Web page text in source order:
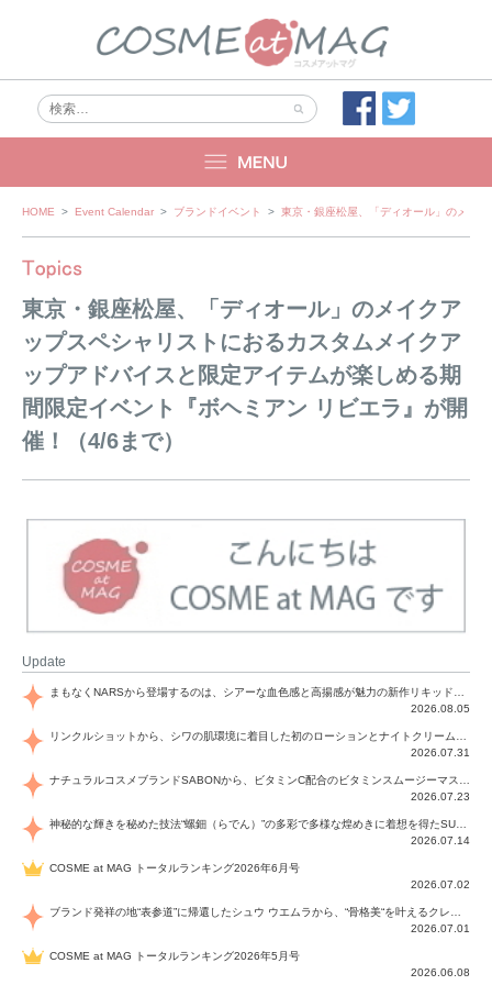
Skip
HOME > Event Calendar > ブランドイベント > 東京・銀座松屋、「ディオール」のメイ
東京・銀座松屋、「ディオール」のメイクア
ップスペシャリストにおるカスタムメイクア
ップアドバイスと限定アイテムが楽しめる期
間限定イベント『ボヘミアン リビエラ』が開
催！（4/6まで）
Update
まもなくNARSから登場するのは、シアーな血色感と高揚感が魅力の新作リキッドブラッシュ「インセイシャブル リキッドブラッシュ」と、ゴールデンアワーに染まる空にインスピレーションを得た「アフターグロー リップシャイン」の新色！夏をハックして！
2026.08.05
リンクルショットから、シワの肌環境に着目した初のローションとナイトクリームが登場！デイリーケアで、シワ特有の肌環境を改善し、シワが目立たない肌へと導きます。
2026.07.31
ナチュラルコスメブランドSABONから、ビタミンC配合のビタミンスムージーマスク「ラディアンスマスク」と、ペパーミントにオーガニックハーブを凝縮したジェルの涼感トリートメント美容液「スカルプセラム リフレッシング」が登場！日々のデイリーケアで、過酷な猛暑で疲れた肌や頭皮をサポート、心地よくリフレッシュし、優しく肌を整えます。
2026.07.23
神秘的な輝きを秘めた技法“螺鈿（らでん）”の多彩で多様な煌めきに着想を得たSUQQUの2026 秋 カラーコレクションから登場するのは、艶然と輝くアイシャドウや偏光パールを配したフェイスカラー、繊細なパールの煌めくネイル、そしてそれらを際立てる“朧げな艶”を秘めた新リクイドリップ「ブラー リクイド リップ」。強さを秘めたまろやかな洗練の表情に。
2026.07.14
COSME at MAG トータルランキング2026年6月号
2026.07.02
ブランド発祥の地“表参道”に帰還したシュウ ウエムラから、“骨格美“を叶えるクレヨンタイプのフェイスカラー「スカルプト クレヨン」と、ブランド初のリノベーションで進化した名品アイブロウ「ハード フォーミュラ ハード 10」が登場！
2026.07.01
COSME at MAG トータルランキング2026年5月号
2026.06.08